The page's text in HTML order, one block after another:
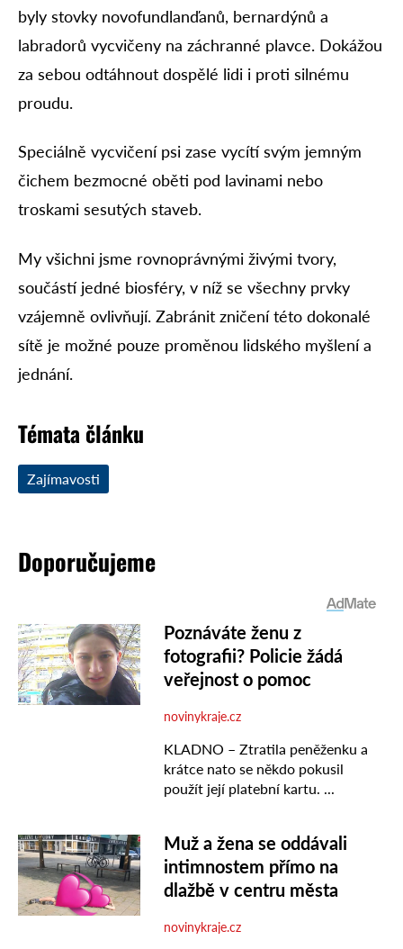
byly stovky novofundlanďanů, bernardýnů a
labradorů vycvičeny na záchranné plavce. Dokážou
za sebou odtáhnout dospělé lidi i proti silnému
proudu.
Speciálně vycvičení psi zase vycítí svým jemným
čichem bezmocné oběti pod lavinami nebo
troskami sesutých staveb.
My všichni jsme rovnoprávnými živými tvory,
součástí jedné biosféry, v níž se všechny prvky
vzájemně ovlivňují. Zabránit zničení této dokonalé
sítě je možné pouze proměnou lidského myšlení a
jednání.
Témata článku
Zajímavosti
Doporučujeme